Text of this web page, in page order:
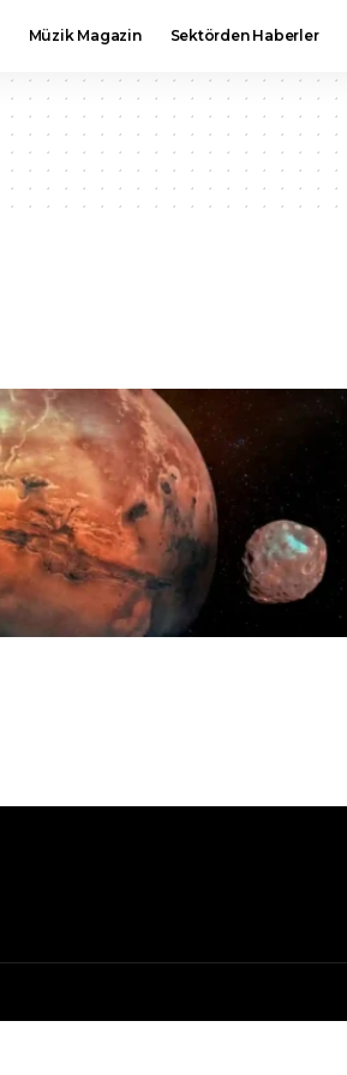
Müzik Magazin Sektörden Haberler